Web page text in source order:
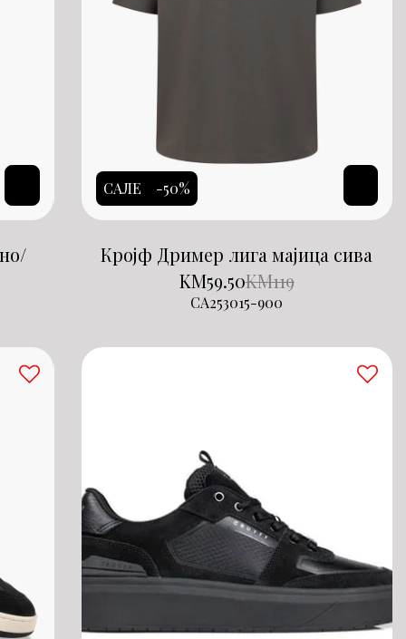
САЛЕ -50%
Кројф Дример лига мајица сива
KM119
KM59.50
CA253015-900